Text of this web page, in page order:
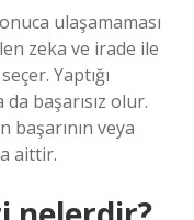
ulaşamaması
zeka ve irade ile
Yaptığı
başarısız olur.
veya
aittir.